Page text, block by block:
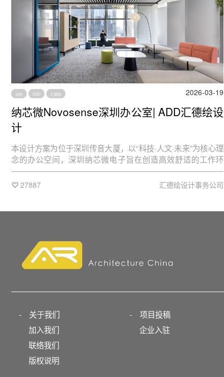
深圳 ADD 汇德绘 2026-03-19
纳芯微Novosense深圳办公室| ADD汇德绘设
计
本设计方案为位于深圳传音大厦，以“科技·人文·未来”为核心理
念的办公空间，深圳纳芯微电子旨在创造高效舒适的工作环
境，体现企业文化和品牌形象，促进团队协作与创新。设计采
用开放式办公区与独立办公室结合的方式，灵活布局，满足不
风，并通过隔音材料和智能设备提升舒适性与效率。整体设计
融入科技元素，展现未来感，助力企业吸引人才、激发创新活
力，成为行业标杆。
27887 汇德绘设计事务公司
-
关于我们
加入我们
联络我们
版权说明
-
项目投稿
企业入驻